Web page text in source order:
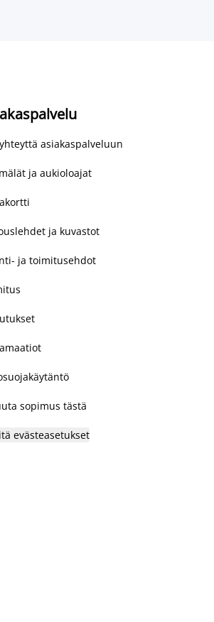
asiakaspalveluun
ja aukioloajat
ja kuvastot
ja toimitusehdot
sopimus tästä
evästeasetukset